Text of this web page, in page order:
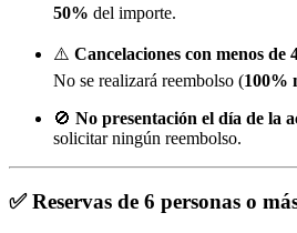
50% del importe.
⚠️ Cancelaciones con menos de
No se realizará reembolso (100%
🚫 No presentación el día de la
solicitar ningún reembolso.
✅Reservas de 6 personas o